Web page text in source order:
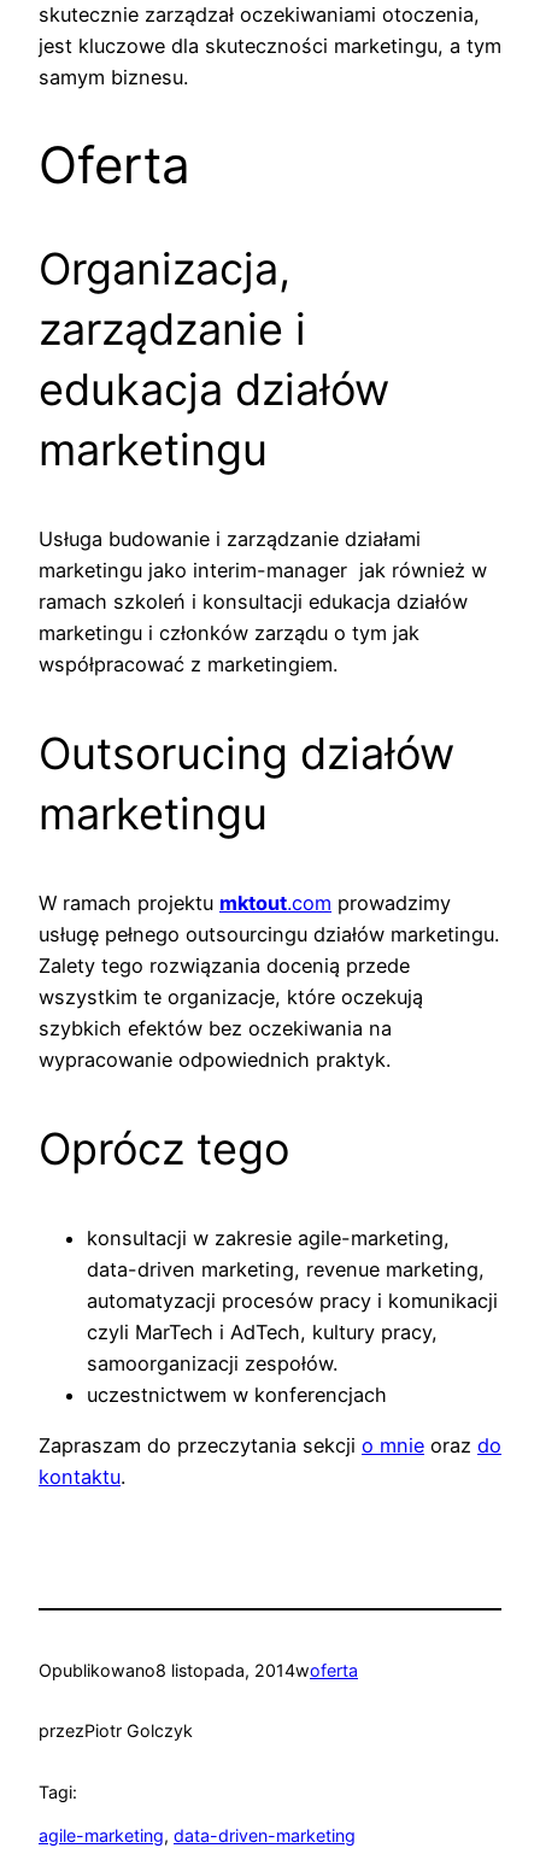
skutecznie zarządzał oczekiwaniami otoczenia,
jest kluczowe dla skuteczności marketingu, a tym
samym biznesu.
Oferta
Organizacja,
zarządzanie i
edukacja działów
marketingu
Usługa budowanie i zarządzanie działami
marketingu jako interim-manager jak również w
ramach szkoleń i konsultacji edukacja działów
marketingu i członków zarządu o tym jak
współpracować z marketingiem.
Outsorucing działów
marketingu
W ramach projektu mktout.com prowadzimy
usługę pełnego outsourcingu działów marketingu.
Zalety tego rozwiązania docenią przede
wszystkim te organizacje, które oczekują
szybkich efektów bez oczekiwania na
wypracowanie odpowiednich praktyk.
Oprócz tego
konsultacji w zakresie agile-marketing,
data-driven marketing, revenue marketing,
automatyzacji procesów pracy i komunikacji
czyli MarTech i AdTech, kultury pracy,
samoorganizacji zespołów.
uczestnictwem w konferencjach
Zapraszam do przeczytania sekcji o mnie oraz do
kontaktu.
Opublikowano8 listopada, 2014woferta
przezPiotr Golczyk
Tagi:
agile-marketing, data-driven-marketing